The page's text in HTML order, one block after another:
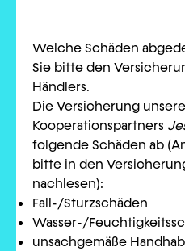
Welche Schäden
Sie bitte den
Händlers.
Die Versicherung
Kooperationspartners
folgende Schäden ab
bitte in den
nachlesen):
Fall-/Sturzschäden
Wasser-/
unsachgemäße